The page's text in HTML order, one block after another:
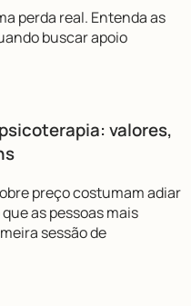
perda real. Entenda as
buscar apoio
valores,
preço costumam adiar
as pessoas mais
sessão de